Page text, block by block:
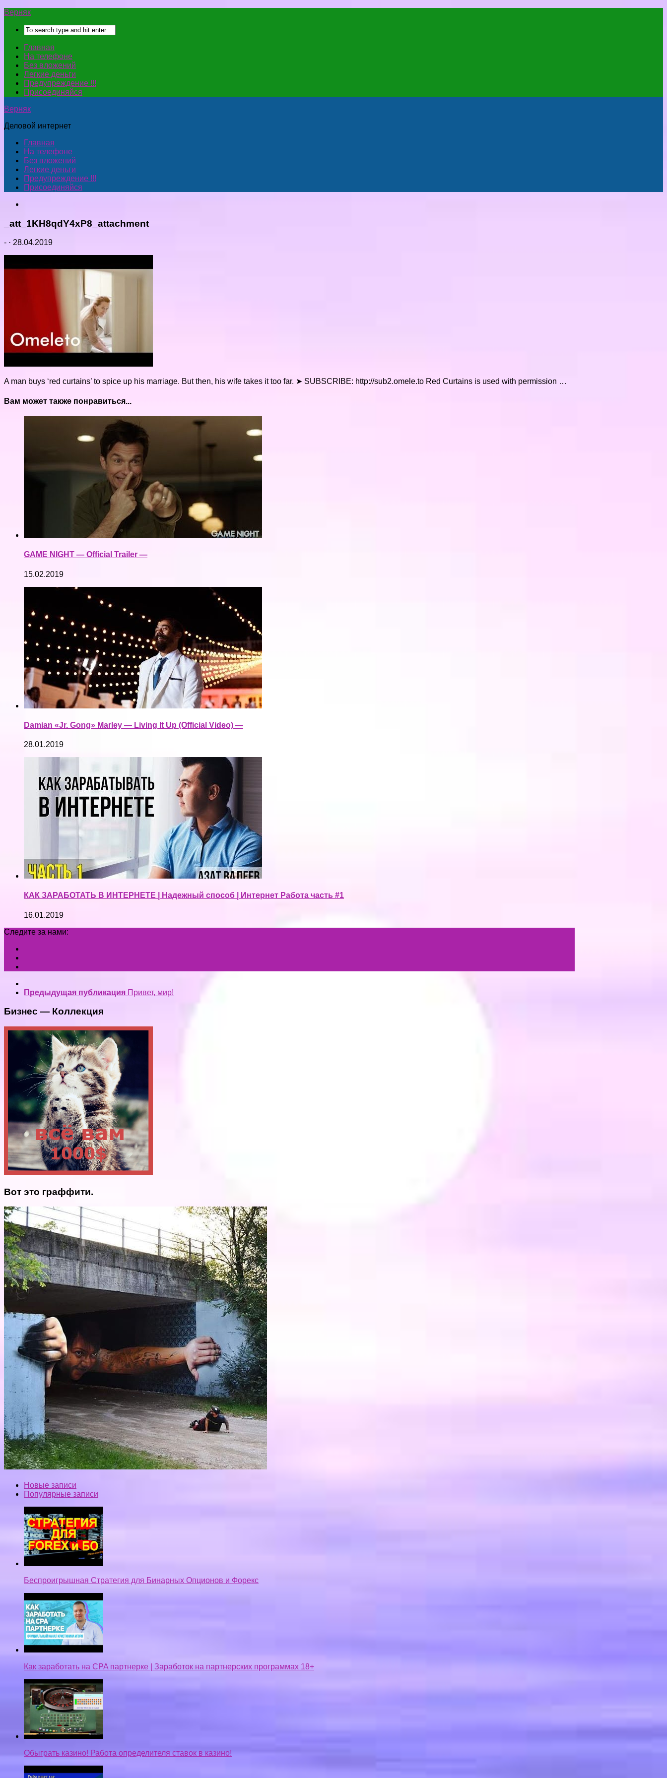
Верняк
Главная
На телефоне
Без вложений
Легкие деньги
Предупреждение !!!
Присоединяйся
Верняк
Деловой интернет
Главная
На телефоне
Без вложений
Легкие деньги
Предупреждение !!!
Присоединяйся
_att_1KH8qdY4xP8_attachment
- · 28.04.2019
A man buys ‘red curtains’ to spice up his marriage. But then, his wife takes it too far. ➤ SUBSCRIBE: http://sub2.omele.to Red Curtains is used with permission …
Вам может также понравиться...
GAME NIGHT — Official Trailer —
15.02.2019
Damian «Jr. Gong» Marley — Living It Up (Official Video) —
28.01.2019
КАК ЗАРАБОТАТЬ В ИНТЕРНЕТЕ | Надежный способ | Интернет Работа часть #1
16.01.2019
Следите за нами:
Предыдущая публикация Привет, мир!
Бизнес — Коллекция
Вот это граффити.
Новые записи
Популярные записи
Беспроигрышная Стратегия для Бинарных Опционов и Форекс
Как заработать на CPA партнерке | Заработок на партнерских программах 18+
Обыграть казино! Работа определителя ставок в казино!